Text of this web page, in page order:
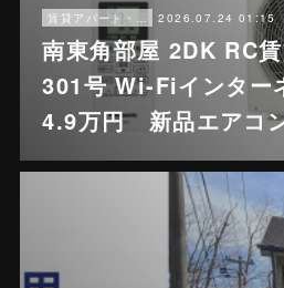
賃貸アパート・戸建賃貸 2026.07.24 01:15
南東角部屋 2DK RC
301号 Wi-Fiインター
4.9万円 新品エアコ